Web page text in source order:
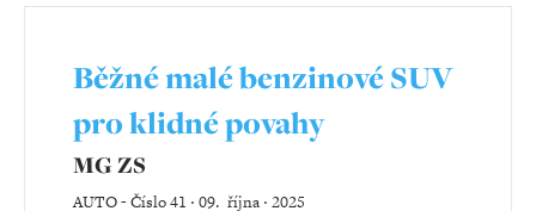
Běžné malé benzinové SUV
pro klidné povahy
MG ZS
AUTO-Číslo 41 ‧ 09. října ‧ 2025